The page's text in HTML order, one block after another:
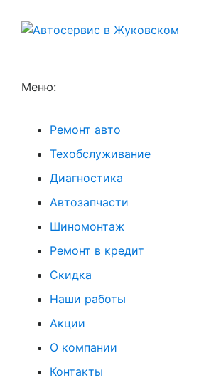
Меню:
Ремонт авто
Техобслуживание
Диагностика
Автозапчасти
Шиномонтаж
Ремонт в кредит
Скидка
Наши работы
Акции
О компании
Контакты